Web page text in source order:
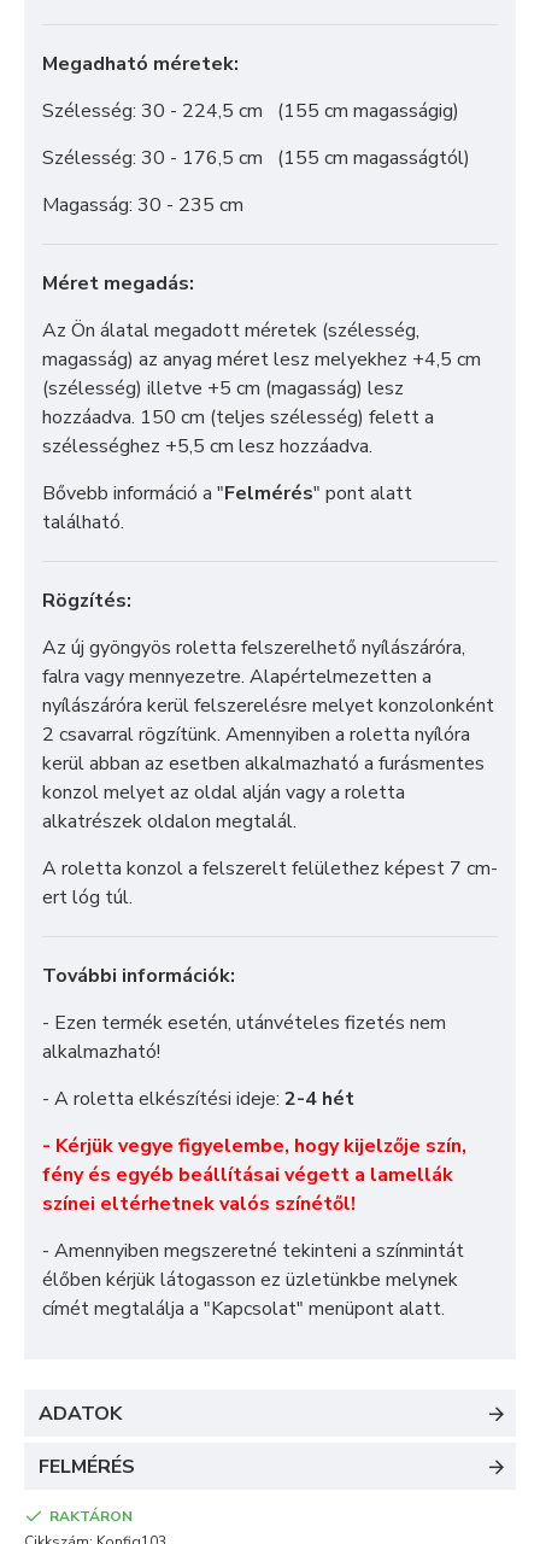
Megadható méretek:
Szélesség: 30 - 224,5 cm (155 cm magasságig)
Szélesség: 30 - 176,5 cm (155 cm magasságtól)
Magasság: 30 - 235 cm
Méret megadás:
Az Ön álatal megadott méretek (szélesség,
magasság) az anyag méret lesz melyekhez +4,5 cm
(szélesség) illetve +5 cm (magasság) lesz
hozzáadva. 150 cm (teljes szélesség) felett a
szélességhez +5,5 cm lesz hozzáadva.
Bővebb információ a "Felmérés" pont alatt
található.
Rögzítés:
Az új gyöngyös roletta felszerelhető nyílászáróra,
falra vagy mennyezetre. Alapértelmezetten a
nyílászáróra kerül felszerelésre melyet konzolonként
2 csavarral rögzítünk. Amennyiben a roletta nyílóra
kerül abban az esetben alkalmazható a furásmentes
konzol melyet az oldal alján vagy a roletta
alkatrészek oldalon megtalál.
A roletta konzol a felszerelt felülethez képest 7 cm-
ert lóg túl.
További információk:
- Ezen termék esetén, utánvételes fizetés nem
alkalmazható!
- A roletta elkészítési ideje: 2-4 hét
- Kérjük vegye figyelembe, hogy kijelzője szín,
fény és egyéb beállításai végett a lamellák
színei eltérhetnek valós színétől!
- Amennyiben megszeretné tekinteni a színmintát
élőben kérjük látogasson ez üzletünkbe melynek
címét megtalálja a "Kapcsolat" menüpont alatt.
ADATOK
FELMÉRÉS
RAKTÁRON